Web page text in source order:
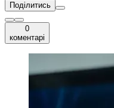
Поділитись
0
коментарі